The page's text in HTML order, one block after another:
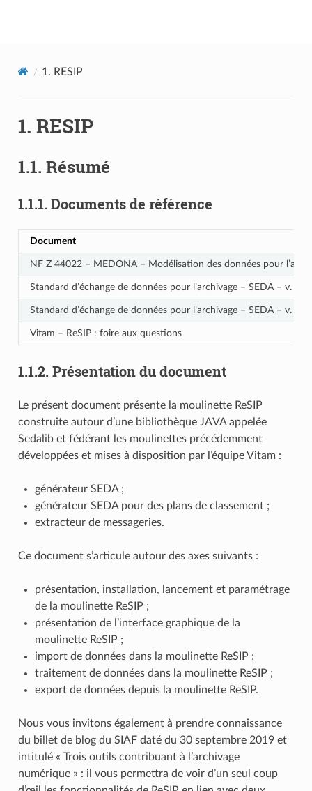
1. RESIP
1. RESIP
1.1. Résumé
1.1.1. Documents de référence
Document
NF Z 44022 – MEDONA – Modélisation des données pour
Standard d’échange de données pour l’archivage – SEDA – v.
Standard d’échange de données pour l’archivage – SEDA – v. 2.2
Vitam – ReSIP : foire aux questions
1.1.2. Présentation du document
Le présent document présente la moulinette ReSIP
construite autour d’une bibliothèque JAVA appelée
Sedalib et fédérant les moulinettes précédemment
développées et mises à disposition par l’équipe Vitam :
générateur SEDA ;
générateur SEDA pour des plans de classement ;
extracteur de messageries.
Ce document s’articule autour des axes suivants :
présentation, installation, lancement et paramétrage
de la moulinette ReSIP ;
présentation de l’interface graphique de la
moulinette ReSIP ;
import de données dans la moulinette ReSIP ;
traitement de données dans la moulinette ReSIP ;
export de données depuis la moulinette ReSIP.
Nous vous invitons également à prendre connaissance
du billet de blog du SIAF daté du 30 septembre 2019 et
intitulé « Trois outils contribuant à l’archivage
numérique » : il vous permettra de voir d’un seul coup